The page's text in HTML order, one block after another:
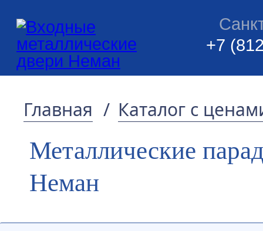
+7
Главная / Каталог с
Металлические
Неман